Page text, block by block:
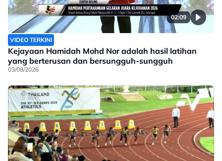
02:09
VIDEO TERKINI
Kejayaan Hamidah Mohd Nor adalah hasil latihan
yang berterusan dan bersungguh-sungguh
03/08/2026